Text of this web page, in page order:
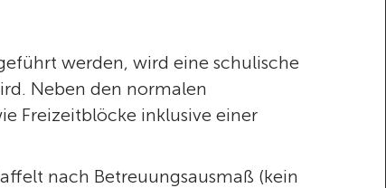
werden, wird eine schulische
Neben den normalen
Freizeitblöcke inklusive einer
nach Betreuungsausmaß (kein